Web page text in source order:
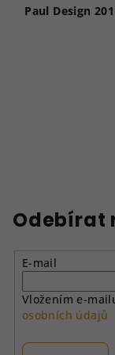
Paul Design
Odebírat
E-mail
Vložením e-
osobních údajů